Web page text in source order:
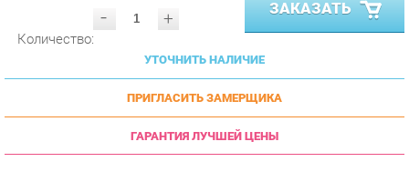
УТОЧНИТЬ НАЛИЧИЕ
ПРИГЛАСИТЬ ЗАМЕРЩИКА
ГАРАНТИЯ ЛУЧШЕЙ ЦЕНЫ
Доставкапог. Екатеринбурги до ТК -бесплатна.